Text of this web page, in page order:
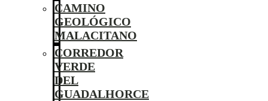
CAMINO
GEOLÓGICO
MALACITANO
CORREDOR
VERDE
DEL
GUADALHORCE